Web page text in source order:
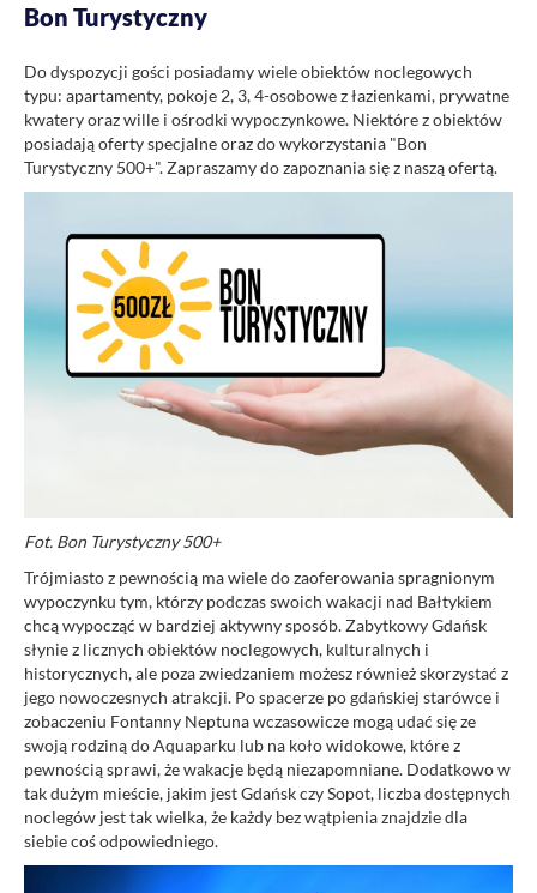
Bon Turystyczny
Do dyspozycji gości posiadamy wiele obiektów noclegowych
typu: apartamenty, pokoje 2, 3, 4-osobowe z łazienkami, prywatne
kwatery oraz wille i ośrodki wypoczynkowe. Niektóre z obiektów
posiadają oferty specjalne oraz do wykorzystania "Bon
Turystyczny 500+". Zapraszamy do zapoznania się z naszą ofertą.
Fot. Bon Turystyczny 500+
Trójmiasto z pewnością ma wiele do zaoferowania spragnionym
wypoczynku tym, którzy podczas swoich wakacji nad Bałtykiem
chcą wypocząć w bardziej aktywny sposób. Zabytkowy Gdańsk
słynie z licznych obiektów noclegowych, kulturalnych i
historycznych, ale poza zwiedzaniem możesz również skorzystać z
jego nowoczesnych atrakcji. Po spacerze po gdańskiej starówce i
zobaczeniu Fontanny Neptuna wczasowicze mogą udać się ze
swoją rodziną do Aquaparku lub na koło widokowe, które z
pewnością sprawi, że wakacje będą niezapomniane. Dodatkowo w
tak dużym mieście, jakim jest Gdańsk czy Sopot, liczba dostępnych
noclegów jest tak wielka, że każdy bez wątpienia znajdzie dla
siebie coś odpowiedniego.